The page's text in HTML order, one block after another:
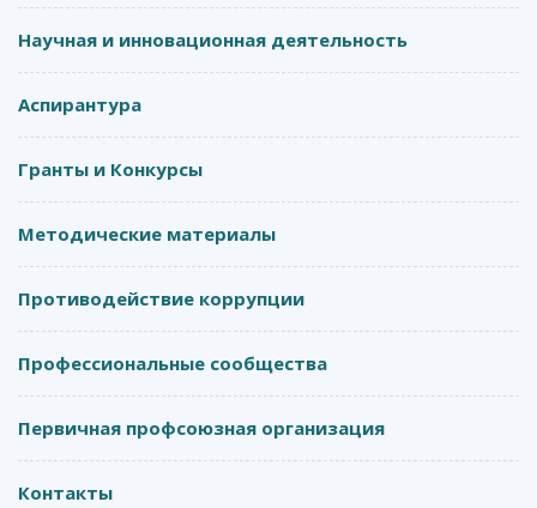
Научная и инновационная деятельность
Аспирантура
Гранты и Конкурсы
Методические материалы
Противодействие коррупции
Профессиональные сообщества
Первичная профсоюзная организация
Контакты